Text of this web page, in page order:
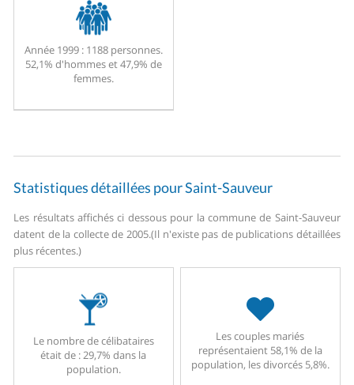
Année 1999 :1188 personnes.
52,1% d'hommes et 47,9% de
femmes.
Statistiques détaillées pour Saint-Sauveur
Les résultats affichés ci dessous pour la commune de Saint-Sauveur
datent de la collecte de 2005.(Il n'existe pas de publications détaillées
plus récentes.)
Le nombre de célibataires
était de : 29,7% dans la
population.
Les couples mariés
représentaient 58,1% de la
population, les divorcés 5,8%.